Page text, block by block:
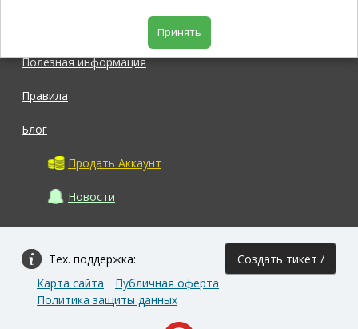
Полезная информация
Правила
Блог
Продать Аккаунт
Новости
Тех. поддержка: Создать тикет /
Карта сайта
Публичная оферта
Политика защиты данных
Принять